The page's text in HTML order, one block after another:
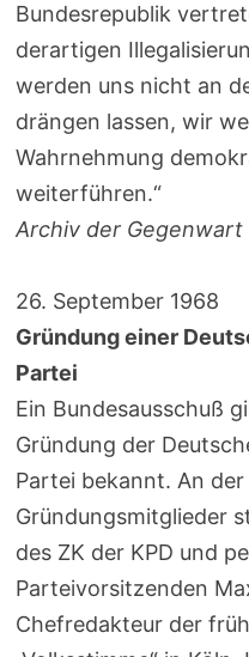
Bundesrepublik
derartigen
werden uns nicht an
drängen lassen, wir
Wahrnehmung
weiterführen.“
Archiv der Gegenwart
26. September 1968
Gründung einer
Partei
Ein Bundesausschuß
Gründung der
Partei bekannt. An
Gründungsmitglieder
des ZK der KPD und
Parteivorsitzenden
Chefredakteur der